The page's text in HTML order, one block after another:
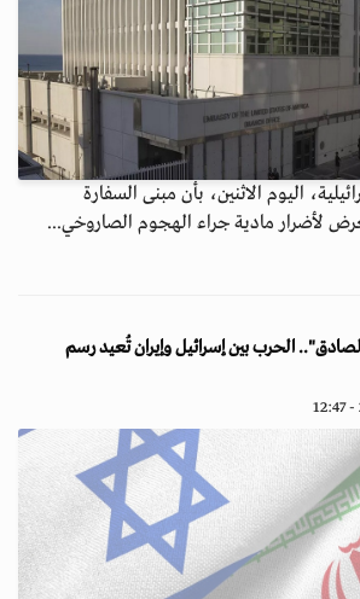
اليوم الاثنين، بأن مبنى السفارة
لأضرار مادية جراء الهجوم الصاروخي...
الحرب بين إسرائيل وإيران تُعيد رسم